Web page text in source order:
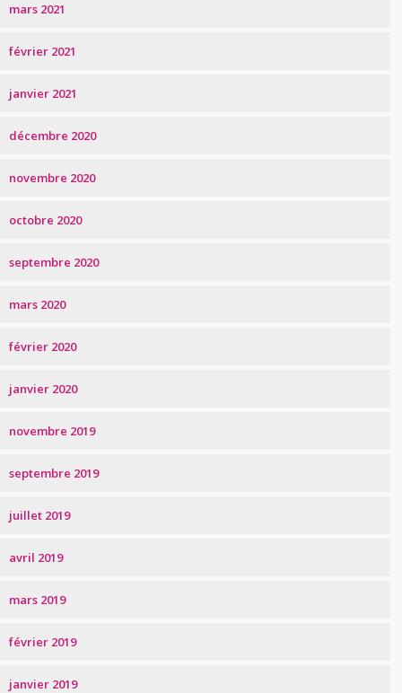
mars 2021
février 2021
janvier 2021
décembre 2020
novembre 2020
octobre 2020
septembre 2020
mars 2020
février 2020
janvier 2020
novembre 2019
septembre 2019
juillet 2019
avril 2019
mars 2019
février 2019
janvier 2019